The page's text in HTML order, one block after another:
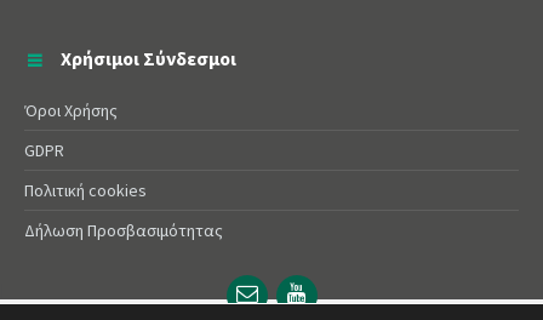
Χρήσιμοι Σύνδεσμοι
Όροι Χρήσης
GDPR
Πολιτική cookies
Δήλωση Προσβασιμότητας
Email
url
YouTube
url